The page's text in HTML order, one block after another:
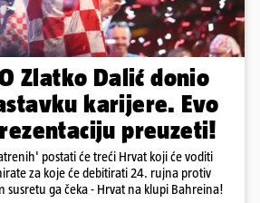
Zlatko Dalić donio
karijere. Evo
preuzeti!
postati će treći Hrvat koji će voditi
za koje će debitirati 24. rujna protiv
susretu ga čeka - Hrvat na klupi Bahreina!